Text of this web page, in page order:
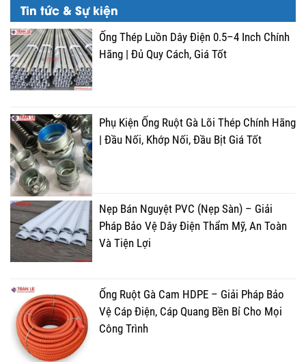
Tin tức & Sự kiện
Ống Thép Luồn Dây Điện 0.5–4 Inch Chính
Hãng | Đủ Quy Cách, Giá Tốt
Phụ Kiện Ống Ruột Gà Lõi Thép Chính Hãng
| Đầu Nối, Khớp Nối, Đầu Bịt Giá Tốt
Nẹp Bán Nguyệt PVC (Nẹp Sàn) – Giải
Pháp Bảo Vệ Dây Điện Thẩm Mỹ, An Toàn
Và Tiện Lợi
Ống Ruột Gà Cam HDPE – Giải Pháp Bảo
Vệ Cáp Điện, Cáp Quang Bền Bỉ Cho Mọi
Công Trình